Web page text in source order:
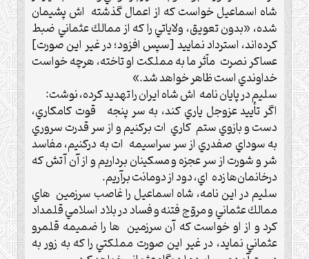
شاه اسماعيل خواست كه از اعمال گذشته اش پشيمان
شده، «بدون تعويق، ولاياتي را كه از ممالك عثماني ضبط
كرده‌اند، استرداد نماييد [سپس افزود؛ در غير اين صورت]
عساكر نصرت مآثر ما به مملكت او تاخته، هرچه خواست
خداوندي است ظاهر خواهد شد.‌»
سليم در پايان نامه اش شاه ايران را تهديد كرده، نوشت:
اگر تأييد عزوجل ياري كند، به سر پنجه قوت كامكاري،
دست و بازوي ستم كاري ات بركنيم و از سر قدرت سروري
به سوداي صفدري از سر سراسيمه ات به دركنيم، مفاسد
شر و شورت از سر عجزه و مسكينان برداريم و از آن آتش كه
درخانمان‌ها زده اي، دود از دومانت برآريم.
سليم در اين نامه، شاه اسماعيل را غاصب سرزمين هاي
ممالك عثماني و مروّج فتنه و فساد در بلاد اسلامي قلمداد
كرد و از او خواست كه آن سرزمين ها را ضميمه قلمرو
عثماني نمايد، در غير اين صورت مملكتي را كه به زور به